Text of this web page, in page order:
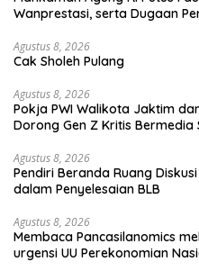
Wanprestasi, serta Dugaan
Agustus 8, 2026
Cak Sholeh Pulang
Agustus 8, 2026
Pokja PWI Walikota Jaktim
Dorong Gen Z Kritis Bermedia
Agustus 8, 2026
Pendiri Beranda Ruang
dalam Penyelesaian BLB
Agustus 8, 2026
Membaca Pancasilanomics
urgensi UU Perekonomian